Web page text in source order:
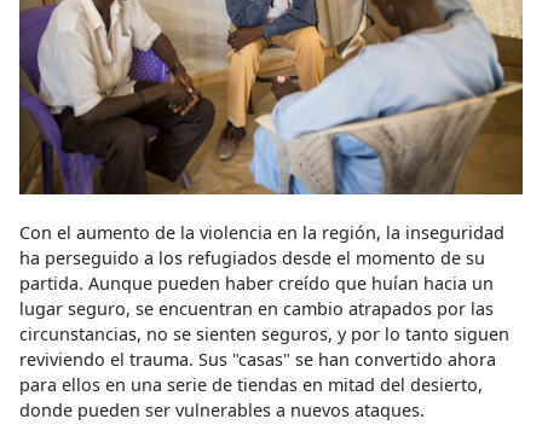
Con el aumento de la violencia en la región, la inseguridad
ha perseguido a los refugiados desde el momento de su
partida. Aunque pueden haber creído que huían hacia un
lugar seguro, se encuentran en cambio atrapados por las
circunstancias, no se sienten seguros, y por lo tanto siguen
reviviendo el trauma. Sus "casas" se han convertido ahora
para ellos en una serie de tiendas en mitad del desierto,
donde pueden ser vulnerables a nuevos ataques.